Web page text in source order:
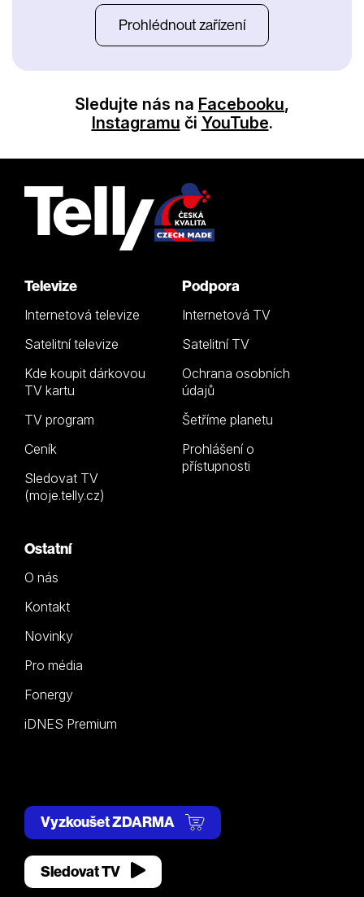
Prohlédnout zařízení
Sledujte nás na Facebooku,
Instagramu či YouTube.
Televize
Internetová televize
Satelitní televize
Kde koupit dárkovou
TV kartu
TV program
Ceník
Sledovat TV
(moje.telly.cz)
Podpora
Internetová TV
Satelitní TV
Ochrana osobních
údajů
Šetříme planetu
Prohlášení o
přístupnosti
Ostatní
O nás
Kontakt
Novinky
Pro média
Fonergy
iDNES Premium
Vyzkoušet ZDARMA
Sledovat TV